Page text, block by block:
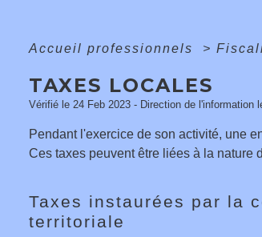
Accueil professionnels >
TAXES LOCALES
Vérifié le 24 Feb 2023 - Direction de l'information
Pendant l'exercice de son activité, une
Ces taxes peuvent être liées à la nature
Taxes instaurées par la
territoriale